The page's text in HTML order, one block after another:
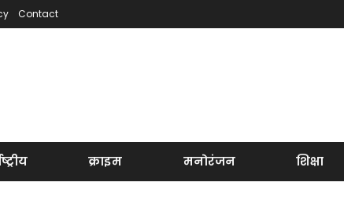
Contact
क्राइम मनोरंजन शिक्षा